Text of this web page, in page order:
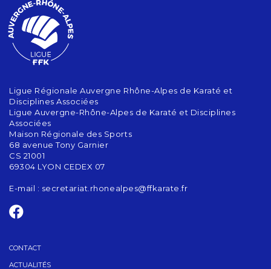
Ligue Régionale Auvergne Rhône-Alpes de Karaté et
Disciplines Associées
Ligue Auvergne-Rhône-Alpes de Karaté et Disciplines
Associées
Maison Régionale des Sports
68 avenue Tony Garnier
CS 21001
69304 LYON CEDEX 07
E-mail : secretariat.rhonealpes@ffkarate.fr
CONTACT
ACTUALITÉS